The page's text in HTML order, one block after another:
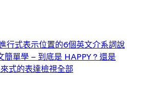
行式表示位置的6個英文介系詞說
簡單學 – 到底是 HAPPY ? 還是
式的表達檢視全部